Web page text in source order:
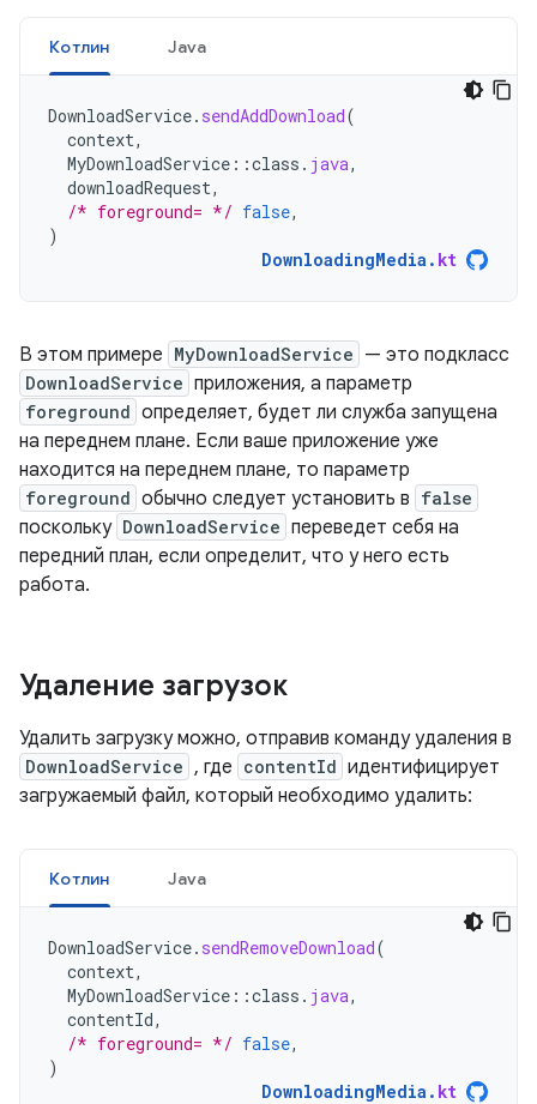
Котлин Java
DownloadService. sendAddDownload(
context,
MyDownloadService ::class . java,
downloadRequest,
/* foreground= */ false,
)
DownloadingMedia . kt
В этом примере MyDownloadService — это подкласс
DownloadService приложения, а параметр
foreground определяет, будет ли служба запущена
на переднем плане. Если ваше приложение уже
находится на переднем плане, то параметр
foreground обычно следует установить в false
поскольку DownloadService переведет себя на
передний план, если определит, что у него есть
работа.
Удаление загрузок
Удалить загрузку можно, отправив команду удаления в
DownloadService , где contentId идентифицирует
загружаемый файл, который необходимо удалить:
Котлин Java
DownloadService. sendRemoveDownload(
context,
MyDownloadService ::class . java,
contentId,
/* foreground= */ false,
)
DownloadingMedia . kt